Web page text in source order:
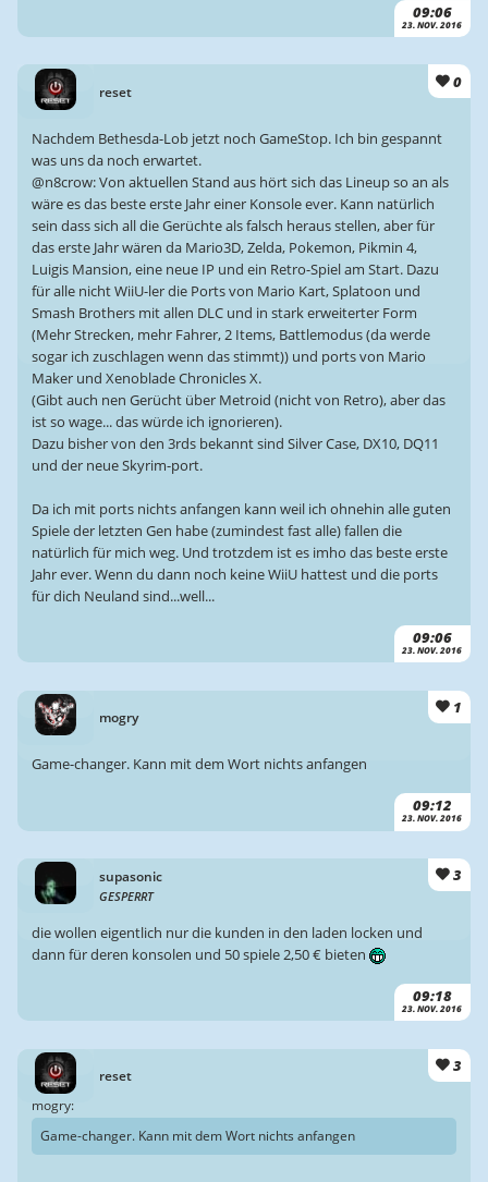
09:06
23. NOV. 2016
reset
0
09:06
23. NOV. 2016
Nachdem Bethesda-Lob jetzt noch GameStop. Ich bin gespannt
was uns da noch erwartet.
@n8crow: Von aktuellen Stand aus hört sich das Lineup so an als
wäre es das beste erste Jahr einer Konsole ever. Kann natürlich
sein dass sich all die Gerüchte als falsch heraus stellen, aber für
das erste Jahr wären da Mario3D, Zelda, Pokemon, Pikmin 4,
Luigis Mansion, eine neue IP und ein Retro-Spiel am Start. Dazu
für alle nicht WiiU-ler die Ports von Mario Kart, Splatoon und
Smash Brothers mit allen DLC und in stark erweiterter Form
(Mehr Strecken, mehr Fahrer, 2 Items, Battlemodus (da werde
sogar ich zuschlagen wenn das stimmt)) und ports von Mario
Maker und Xenoblade Chronicles X.
(Gibt auch nen Gerücht über Metroid (nicht von Retro), aber das
ist so wage... das würde ich ignorieren).
Dazu bisher von den 3rds bekannt sind Silver Case, DX10, DQ11
und der neue Skyrim-port.
Da ich mit ports nichts anfangen kann weil ich ohnehin alle guten
Spiele der letzten Gen habe (zumindest fast alle) fallen die
natürlich für mich weg. Und trotzdem ist es imho das beste erste
Jahr ever. Wenn du dann noch keine WiiU hattest und die ports
für dich Neuland sind...well...
mogry
1
09:12
23. NOV. 2016
Game-changer. Kann mit dem Wort nichts anfangen
supasonic
GESPERRT
3
09:18
23. NOV. 2016
die wollen eigentlich nur die kunden in den laden locken und
dann für deren konsolen und 50 spiele 2,50 € bieten
reset
3
mogry:
Game-changer. Kann mit dem Wort nichts anfangen